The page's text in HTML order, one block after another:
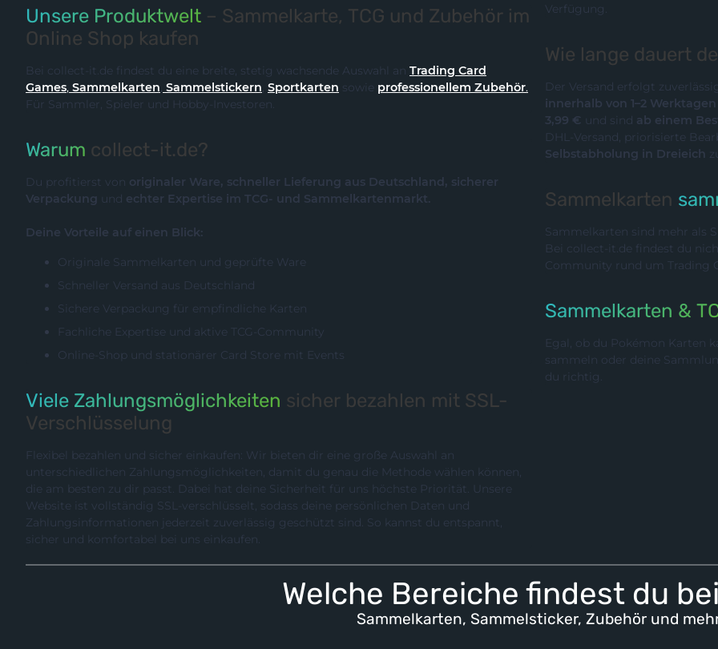
Unsere Produktwelt – Sammelkarte, TCG und Zubehör im
Online Shop kaufen
Bei collect-it.de findest du eine breite, stetig wachsende Auswahl an Trading Card
Games, Sammelkarten, Sammelstickern, Sportkarten sowie professionellem Zubehör.
Für Sammler, Spieler und Hobby-Investoren.
Warum collect-it.de?
Du profitierst von originaler Ware, schneller Lieferung aus Deutschland, sicherer
Verpackung und echter Expertise im TCG- und Sammelkartenmarkt.
Deine Vorteile auf einen Blick:
Originale Sammelkarten und geprüfte Ware
Schneller Versand aus Deutschland
Sichere Verpackung für empfindliche Karten
Fachliche Expertise und aktive TCG-Community
Online-Shop und stationärer Card Store mit Events
Viele Zahlungsmöglichkeiten sicher bezahlen mit SSL-
Verschlüsselung
Flexibel bezahlen und sicher einkaufen: Wir bieten dir eine große Auswahl an
unterschiedlichen Zahlungsmöglichkeiten, damit du genau die Methode wählen können,
die am besten zu dir passt. Dabei hat deine Sicherheit für uns höchste Priorität. Unsere
Website ist vollständig SSL-verschlüsselt, sodass deine persönlichen Daten und
Zahlungsinformationen jederzeit zuverlässig geschützt sind. So kannst du entspannt,
sicher und komfortabel bei uns einkaufen.
Verfügung.
Wie lange dauert
Der Versand erfolgt
innerhalb von 1–2
3,99 € und sind ab einem
DHL-Versand, priorisierte
Selbstabholung in Dreieich
Sammelkarten
Sammelkarten sind mehr als
Bei collect-it.de findest du
Community rund um Trading
Sammelkarten &
Egal, ob du Pokémon Karten
sammeln oder deine
du richtig.
Welche Bereiche findest du
Sammelkarten, Sammelsticker, Zubehör und